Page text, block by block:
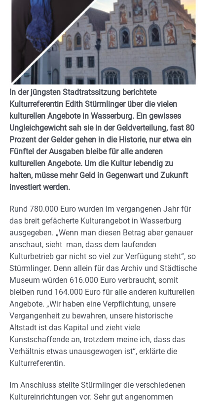
In der jüngsten Stadtratssitzung berichtete
Kulturreferentin Edith Stürmlinger über die vielen
kulturellen Angebote in Wasserburg. Ein gewisses
Ungleichgewicht sah sie in der Geldverteilung, fast 80
Prozent der Gelder gehen in die Historie, nur etwa ein
Fünftel der Ausgaben bleibe für alle anderen
kulturellen Angebote. Um die Kultur lebendig zu
halten, müsse mehr Geld in Gegenwart und Zukunft
investiert werden.
Rund 780.000 Euro wurden im vergangenen Jahr für
das breit gefächerte Kulturangebot in Wasserburg
ausgegeben. „Wenn man diesen Betrag aber genauer
anschaut, sieht man, dass dem laufenden
Kulturbetrieb gar nicht so viel zur Verfügung steht“, so
Stürmlinger. Denn allein für das Archiv und Städtische
Museum würden 616.000 Euro verbraucht, somit
bleiben rund 164.000 Euro für alle anderen kulturellen
Angebote. „Wir haben eine Verpflichtung, unsere
Vergangenheit zu bewahren, unsere historische
Altstadt ist das Kapital und zieht viele
Kunstschaffende an, trotzdem meine ich, dass das
Verhältnis etwas unausgewogen ist“, erklärte die
Kulturreferentin.
Im Anschluss stellte Stürmlinger die verschiedenen
Kultureinrichtungen vor. Sehr gut angenommen